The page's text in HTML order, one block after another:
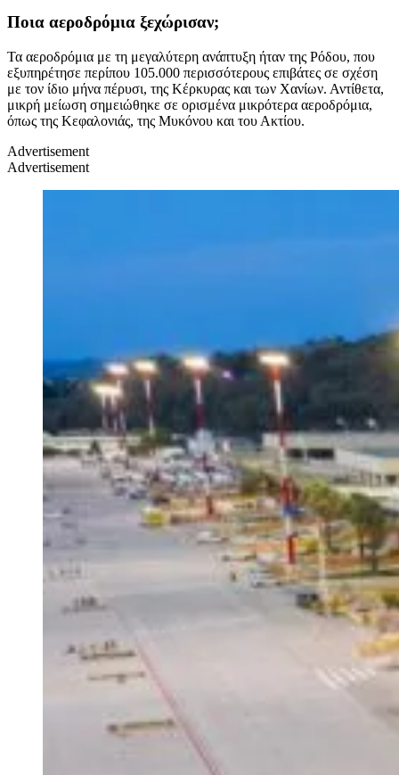
Ποια αεροδρόμια ξεχώρισαν;
Τα αεροδρόμια με τη μεγαλύτερη ανάπτυξη ήταν της Ρόδου, που
εξυπηρέτησε περίπου 105.000 περισσότερους επιβάτες σε σχέση
με τον ίδιο μήνα πέρυσι, της Κέρκυρας και των Χανίων. Αντίθετα,
μικρή μείωση σημειώθηκε σε ορισμένα μικρότερα αεροδρόμια,
όπως της Κεφαλονιάς, της Μυκόνου και του Ακτίου.
Advertisement
Advertisement